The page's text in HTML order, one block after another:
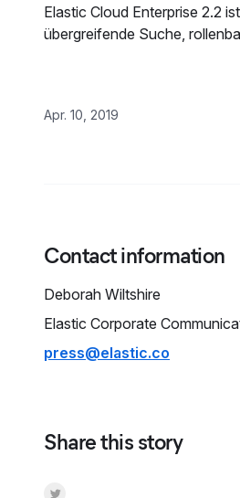
Elastic Cloud Enterprise 2.2
übergreifende Suche,
Apr. 10, 2019
Contact information
Deborah Wiltshire
Elastic Corporate
press@elastic.co
Share this story
Share on Twitter